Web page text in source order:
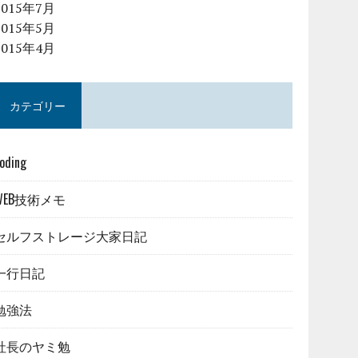
年7月
年5月
年4月
カテゴリー
技術メモ
ルフストレージ大家日記
行日記
強法
長のヤミ勉